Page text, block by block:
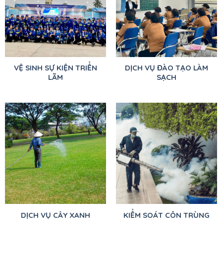
VỆ SINH SỰ KIỆN TRIỂN
LÃM
DỊCH VỤ ĐÀO TẠO LÀM
SẠCH
DỊCH VỤ CÂY XANH KIỂM SOÁT CÔN TRÙNG